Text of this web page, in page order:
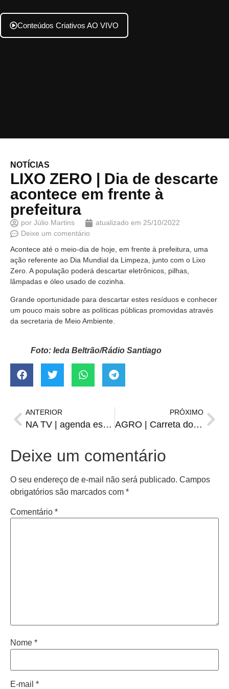
Conteúdos Criativos AO VIVO
NOTÍCIAS
LIXO ZERO | Dia de descarte
acontece em frente à
prefeitura
por Júlio Martins atualizado em 25/10/2022
Deixe um comentário
Acontece até o meio-dia de hoje, em frente à prefeitura, uma
ação referente ao Dia Mundial da Limpeza, junto com o Lixo
Zero. A população poderá descartar eletrônicos, pilhas,
lâmpadas e óleo usado de cozinha.
Grande oportunidade para descartar estes resíduos e conhecer
um pouco mais sobre as políticas públicas promovidas através
da secretaria de Meio Ambiente.
Foto: Ieda Beltrão/Rádio Santiago
ANTERIOR
NA TV | agenda esportiva de segunda-feira, 24
PRÓXIMO
AGRO | Carreta do Banco do Brasil atenderá nesta terça e quarta
Deixe um comentário
O seu endereço de e-mail não será publicado. Campos
obrigatórios são marcados com *
Comentário *
Nome *
E-mail *